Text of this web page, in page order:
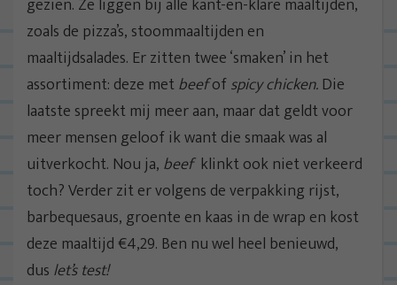
zoals de pizza’s, stoommaaltijden en
maaltijdsalades. Er zitten twee ‘smaken’ in het
assortiment: deze met beefofspicy chicken. Die
laatste spreekt mij meer aan, maar dat geldt voor
meer mensen geloof ik want die smaak was al
uitverkocht. Nou ja, beef klinkt ook niet verkeerd
toch? Verder zit er volgens de verpakking rijst,
barbequesaus, groente en kaas in de wrap en kost
deze maaltijd €4,29. Ben nu wel heel benieuwd,
dus let’s test!